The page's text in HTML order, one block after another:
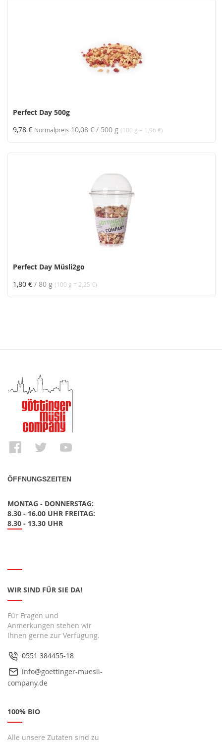
Perfect Day 500g
9,78 € Normalpreis 10,08 € / 500 g (100 g = 1,96 €)
Perfect Day Müsli2go
1,80 € / 80 g (100 g = 2,25 €)
ÖFFNUNGSZEITEN
MONTAG - DONNERSTAG:
8.30 - 16.00 UHR FREITAG:
8.30 - 13.30 UHR
WIR SIND FÜR SIE DA!
Für Fragen und
Anmerkungen stehen wir
Ihnen gerne zur Verfügung.
0551 384455-18
info@goettinger-muesli-
company.de
100% BIO
Alle unsere Zutaten sind zu